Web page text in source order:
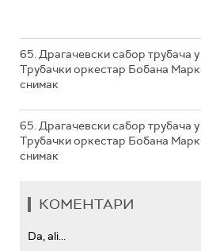
65. Драгачевски сабор трубача у
Трубачки оркестар Бобана
снимак
65. Драгачевски сабор трубача у
Трубачки оркестар Бобана
снимак
КОМЕНТАРИ
Da, ali...